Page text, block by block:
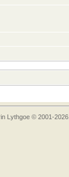
Lythgoe © 2001-2026.